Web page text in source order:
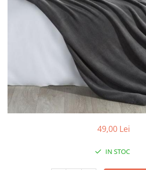
49,00 Lei
IN STOC